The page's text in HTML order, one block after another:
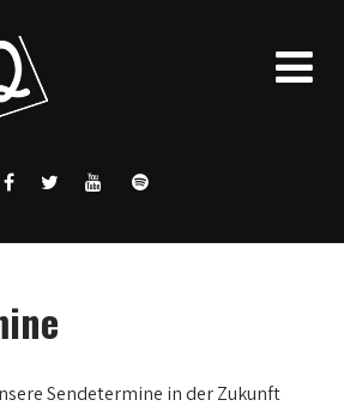
Sendetermine in der Zukunft